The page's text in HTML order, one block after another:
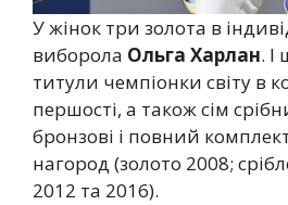
У жінок три золота в
виборола Ольга Харлан. І
титули чемпіонки світу в
першості, а також сім
бронзові і повний
нагород (золото 2008;
2012 та 2016).